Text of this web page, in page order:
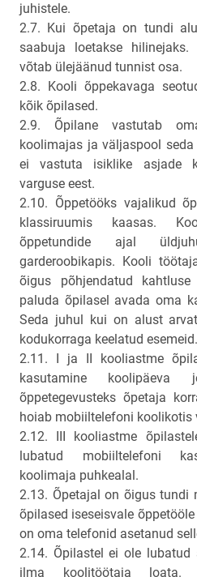
juhistele.
2.7. Kui õpetaja on tundi
saabuja loetakse
võtab ülejäänud tunnist osa.
2.8. Kooli õppekavaga
kõik õpilased.
2.9. Õpilane vastutab
koolimajas ja väljaspool
ei vastuta isiklike asjade
varguse eest.
2.10. Õppetööks vajalikud
klassiruumis kaasas.
õppetundide ajal
garderoobikapis. Kooli
õigus põhjendatud
paluda õpilasel avada oma
Seda juhul kui on alust
kodukorraga keelatud esemeid.
2.11. I ja II kooliastme
kasutamine koolipäeva
õppetegevusteks õpetaja
hoiab mobiiltelefoni koolikotis
2.12. III kooliastme
lubatud mobiiltelefoni
koolimaja puhkealal.
2.13. Õpetajal on õigus tundi
õpilased iseseisvale
on oma telefonid asetanud
2.14. Õpilastel ei ole lubatud
ilma koolitöötaja loata.